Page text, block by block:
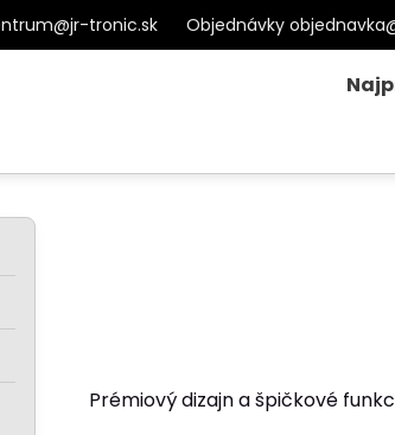
tronic.sk Objednávky
Prémiový dizajn a špičkové